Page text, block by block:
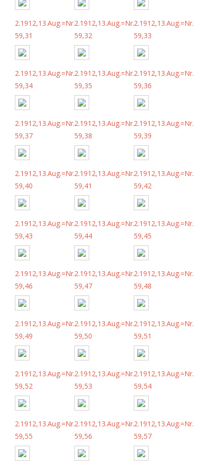
2.1912,13.Aug.=Nr.
59,31
2.1912,13.Aug.=Nr.
59,32
2.1912,13.Aug.=Nr.
59,33
2.1912,13.Aug.=Nr.
59,34
2.1912,13.Aug.=Nr.
59,35
2.1912,13.Aug.=Nr.
59,36
2.1912,13.Aug.=Nr.
59,37
2.1912,13.Aug.=Nr.
59,38
2.1912,13.Aug.=Nr.
59,39
2.1912,13.Aug.=Nr.
59,40
2.1912,13.Aug.=Nr.
59,41
2.1912,13.Aug.=Nr.
59,42
2.1912,13.Aug.=Nr.
59,43
2.1912,13.Aug.=Nr.
59,44
2.1912,13.Aug.=Nr.
59,45
2.1912,13.Aug.=Nr.
59,46
2.1912,13.Aug.=Nr.
59,47
2.1912,13.Aug.=Nr.
59,48
2.1912,13.Aug.=Nr.
59,49
2.1912,13.Aug.=Nr.
59,50
2.1912,13.Aug.=Nr.
59,51
2.1912,13.Aug.=Nr.
59,52
2.1912,13.Aug.=Nr.
59,53
2.1912,13.Aug.=Nr.
59,54
2.1912,13.Aug.=Nr.
59,55
2.1912,13.Aug.=Nr.
59,56
2.1912,13.Aug.=Nr.
59,57